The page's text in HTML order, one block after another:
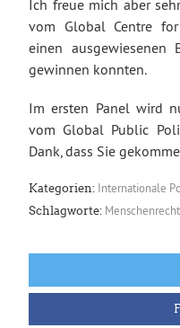
Ich freue mich aber
vom Global Centre
einen ausgewiesenen
gewinnen konnten.
Im ersten Panel wird
vom Global Public
Dank, dass Sie
Kategorien: Internationale
Schlagworte: